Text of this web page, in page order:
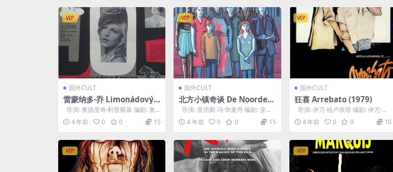
VIP
国外CULT
雷蒙纳多·乔 Limonádový J
oe aneb Konská opera (1
964)
导演: 奥德里奇·利普斯基 编剧: 奥
德里奇·利普斯基 / 伊里·...
4 年前 0 0 15
VIP
国外CULT
北方小镇奇谈 De Noorderl
ingen (1992)
导演: 亚历斯·冯·华麦丹 编剧: 亚历
斯·冯·华麦丹 主演: 杰...
4 年前 0 0 15
VIP
国外CULT
狂喜 Arrebato (1979)
导演: 伊万·祖卢埃塔 编剧: 伊万·祖
卢埃塔 主演: 欧塞维奥·...
4 年前 0 0 10
VIP VIP